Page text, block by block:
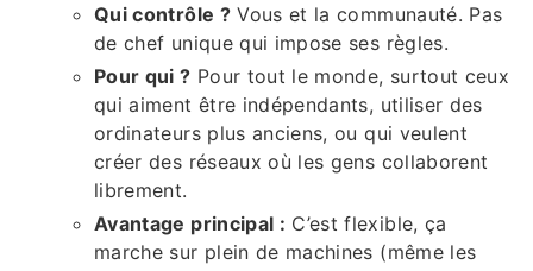
Qui contrôle ?Vous et la communauté. Pas
de chef unique qui impose ses règles.
Pour qui ? Pour tout le monde, surtout ceux
qui aiment être indépendants, utiliser des
ordinateurs plus anciens, ou qui veulent
créer des réseaux où les gens collaborent
librement.
Avantage principal : C’est flexible, ça
marche sur plein de machines (même les